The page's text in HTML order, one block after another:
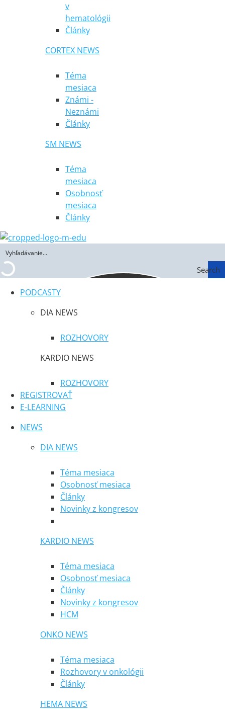
v
hematológii
Články
CORTEX NEWS
Téma
mesiaca
Známi -
Neznámi
Články
SM NEWS
Téma
mesiaca
Osobnosť
mesiaca
Články
Search
PODCASTY
DIA NEWS
ROZHOVORY
KARDIO NEWS
ROZHOVORY
REGISTROVAŤ
E-LEARNING
NEWS
DIA NEWS
Téma mesiaca
Osobnosť mesiaca
Články
Novinky z kongresov
KARDIO NEWS
Téma mesiaca
Osobnosť mesiaca
Články
Novinky z kongresov
HCM
ONKO NEWS
Téma mesiaca
Rozhovory v onkológii
Články
HEMA NEWS